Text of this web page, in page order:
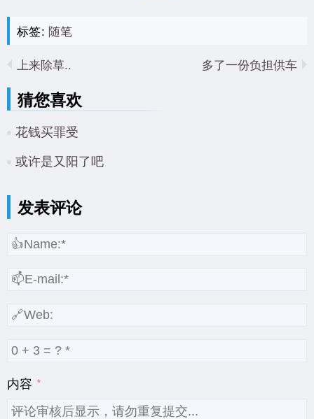
标签: 随笔
上来除草..
多了一份负担供车
猜您喜欢
花钱买罪受
或许是又阳了吧
发表评论
内容